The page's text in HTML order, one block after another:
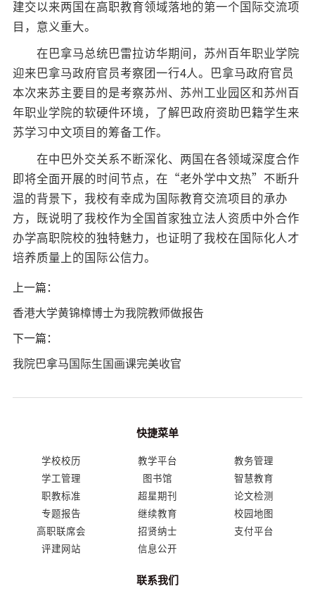
建交以来两国在高职教育领域落地的第一个国际交流项
目，意义重大。
在巴拿马总统巴雷拉访华期间，苏州百年职业学院
迎来巴拿马政府官员考察团一行4人。巴拿马政府官员
本次来苏主要目的是考察苏州、苏州工业园区和苏州百
年职业学院的软硬件环境，了解巴政府资助巴籍学生来
苏学习中文项目的筹备工作。
在中巴外交关系不断深化、两国在各领域深度合作
即将全面开展的时间节点，在“老外学中文热”不断升
温的背景下，我校有幸成为国际教育交流项目的承办
方，既说明了我校作为全国首家独立法人资质中外合作
办学高职院校的独特魅力，也证明了我校在国际化人才
培养质量上的国际公信力。
上一篇：
香港大学黄锦樟博士为我院教师做报告
下一篇：
我院巴拿马国际生国画课完美收官
快捷菜单
学校校历 教学平台
教务管理
学工管理
图书馆
智慧教育
职教标准
超星期刊
论文检测
专题报告
继续教育
校园地图
高职联席会
招贤纳士
支付平台
评建网站
信息公开
联系我们